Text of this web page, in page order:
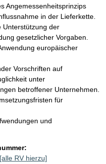
Angemessenheitsprinzips
in der Lieferkette.
Unterstützung der
gesetzlicher Vorgaben.
europäischer
Vorschriften auf
unter
betroffener Unternehmen.
für
und
[alle RV hierzu]